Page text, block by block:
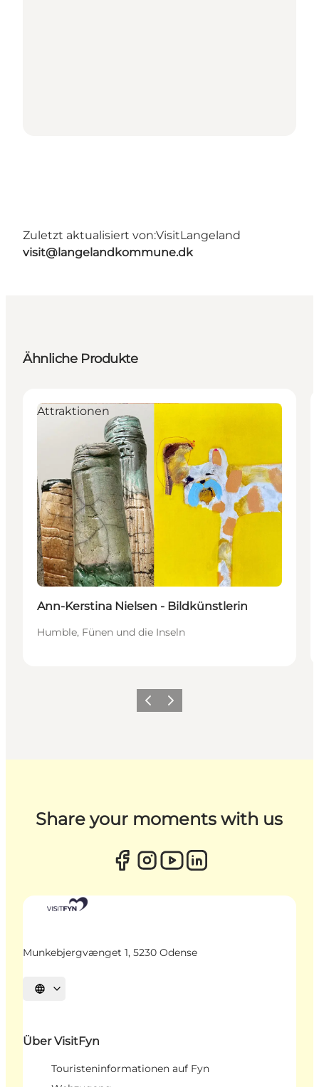
Zuletzt aktualisiert von:VisitLangeland
visit@langelandkommune.dk
Ähnliche Produkte
Attraktionen
Ann-Kerstina Nielsen - Bildkünstlerin
Humble, Fünen und die Inseln
ZurückWeiter
Share your moments with us
Munkebjergvænget 1, 5230 Odense
Sprache auswählen
Über VisitFyn
Touristeninformationen auf Fyn